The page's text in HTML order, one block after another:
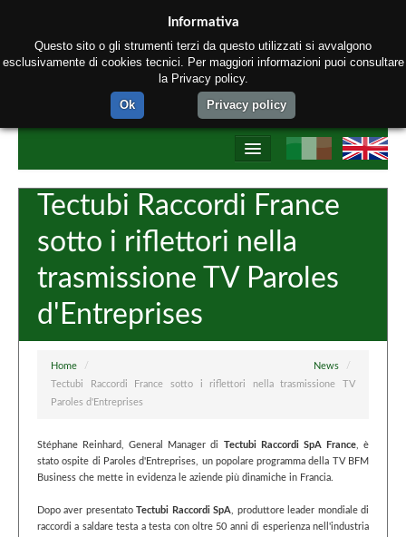
Home
Network Tectubi Raccordi
Contatti
Tectubi Raccordi France
sotto i riflettori nella
trasmissione TV Paroles
d'Entreprises
Home / News
/
Tectubi Raccordi France sotto i riflettori nella trasmissione TV
Paroles d'Entreprises
Stéphane Reinhard, General Manager di Tectubi Raccordi SpA France, è
stato ospite di Paroles d'Entreprises, un popolare programma della TV BFM
Business che mette in evidenza le aziende più dinamiche in Francia.
Dopo aver presentato Tectubi Raccordi SpA, produttore leader mondiale di
raccordi a saldare testa a testa con oltre 50 anni di esperienza nell'industria
Informativa
Questo sito o gli strumenti terzi da questo utilizzati si avvalgono
esclusivamente di cookies tecnici. Per maggiori informazioni puoi consultare
la Privacy policy.
Ok
Privacy policy